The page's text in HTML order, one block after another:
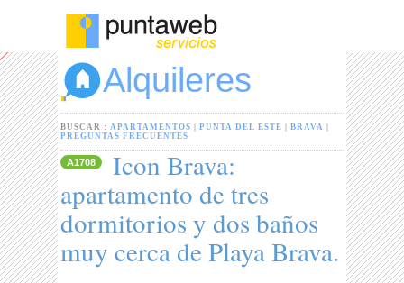
Alquileres
BUSCAR :APARTAMENTOS |PUNTA DEL ESTE |BRAVA
PREGUNTAS FRECUENTES
A1708
Icon Brava:
apartamento de tres
dormitorios y dos baños
muy cerca de Playa Brava.